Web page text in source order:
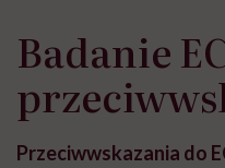
Badanie
Przeciwwskazania do